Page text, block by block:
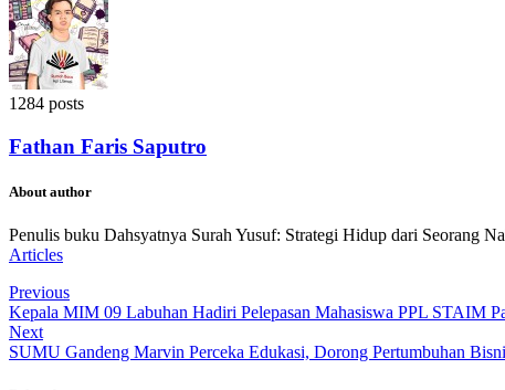
1284 posts
Fathan Faris Saputro
About author
Penulis buku Dahsyatnya Surah Yusuf: Strategi Hidup dari Seorang
Articles
Previous
Kepala MIM 09 Labuhan Hadiri Pelepasan Mahasiswa PPL STAIM
Next
SUMU Gandeng Marvin Perceka Edukasi, Dorong Pertumbuhan